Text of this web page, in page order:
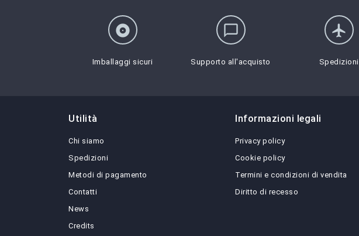
album
Imballaggi sicuri
chat_bubble_outline
Supporto all'acquisto
flight
Spedizioni
Utilità
Chi siamo
Spedizioni
Metodi di pagamento
Contatti
News
Credits
Informazioni legali
Privacy policy
Cookie policy
Termini e condizioni di vendita
Diritto di recesso